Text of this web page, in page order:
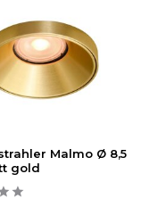
Malmo Ø 8,5
gold